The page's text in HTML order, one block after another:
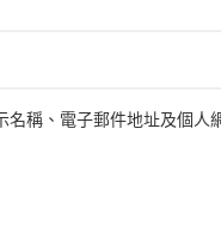
名稱、電子郵件地址及個人